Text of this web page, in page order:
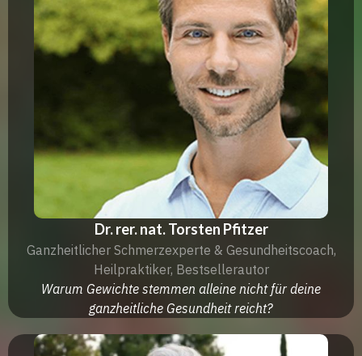
Dr. rer. nat. Torsten Pfitzer
Ganzheitlicher Schmerzexperte & Gesundheitscoach,
Heilpraktiker, Bestsellerautor
Warum Gewichte stemmen alleine nicht für deine
ganzheitliche Gesundheit reicht?